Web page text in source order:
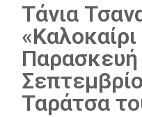
Τάνια
Παρασκευή
Ταράτσα